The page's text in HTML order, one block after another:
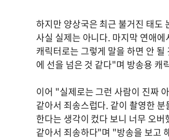
하지만 양상국은 최근 불거진 태
사실 실제는 아니다. 마지막 연애
캐릭터로는 그렇게 말을 하면 안
에 선을 넘은 것 같다"며 방송용 캐
이어 "실제로는 그런 사람이 진짜
같아서 죄송스럽다. 같이 촬영한
한다는 생각이 컸다 보니 너무 오
같아서 죄송하다"며 "방송을 보고